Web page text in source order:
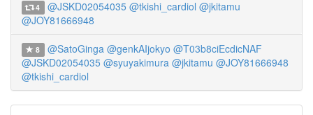
4 @JSKD02054035 @tkishi_cardiol @jkitamu
@JOY81666948
8 @SatoGinga @genkAIjokyo @T03b8ciEcdicNAF
@JSKD02054035 @syuyakimura @jkitamu @JOY81666948
@tkishi_cardiol